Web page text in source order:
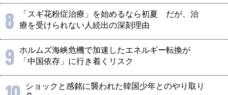
8
「スギ花粉症治療」を始めるなら初夏 だが、治
療を受けられない人続出の深刻理由
9
ホルムズ海峡危機で加速したエネルギー転換が
「中国依存」に行き着くリスク
ショックと感銘に襲われた韓国少年とのやり取り